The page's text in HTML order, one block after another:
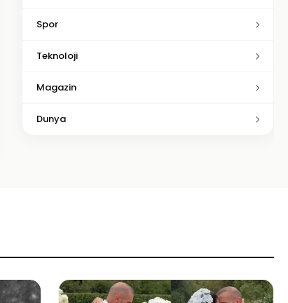
Spor
Teknoloji
Magazin
Dunya